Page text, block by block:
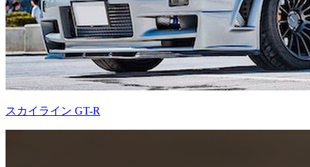
スカイライン GT-R